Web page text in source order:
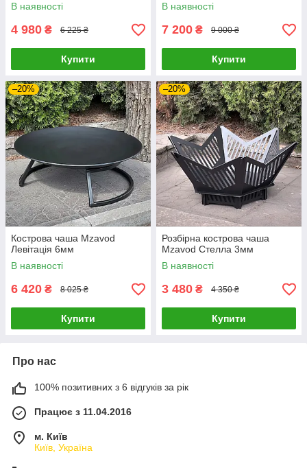
В наявності
4 980 ₴ 6 225 ₴
Купити
В наявності
7 200 ₴ 9 000 ₴
Купити
–20%
Кострова чаша Mzavod
Левітація 6мм
В наявності
6 420 ₴ 8 025 ₴
Купити
–20%
Розбірна кострова чаша
Mzavod Стелла 3мм
В наявності
3 480 ₴ 4 350 ₴
Купити
Про нас
100% позитивних з 6 відгуків за рік
Працює з 11.04.2016
м. Київ
Київ, Україна